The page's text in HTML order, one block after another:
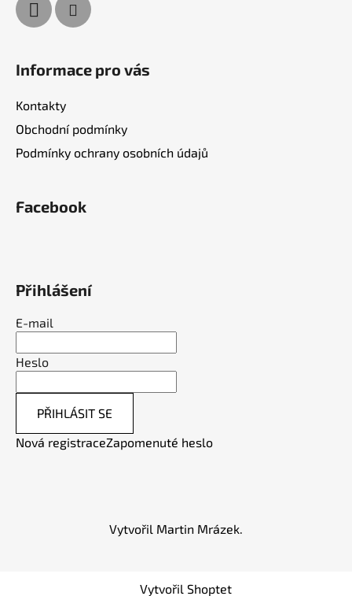
Informace pro vás
Kontakty
Obchodní podmínky
Podmínky ochrany osobních údajů
Facebook
Přihlášení
E-mail
Heslo
PŘIHLÁSIT SE
Nová registraceZapomenuté heslo
Vytvořil Martin Mrázek.
Vytvořil Shoptet